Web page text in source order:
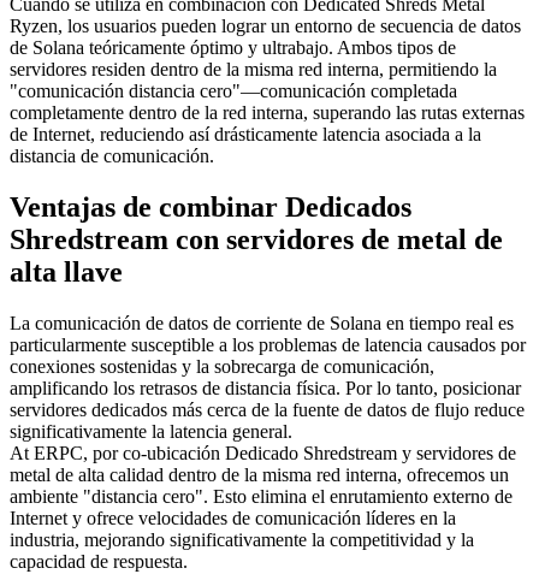
Cuando se utiliza en combinación con Dedicated Shreds Metal
Ryzen, los usuarios pueden lograr un entorno de secuencia de datos
de Solana teóricamente óptimo y ultrabajo. Ambos tipos de
servidores residen dentro de la misma red interna, permitiendo la
"comunicación distancia cero"—comunicación completada
completamente dentro de la red interna, superando las rutas externas
de Internet, reduciendo así drásticamente latencia asociada a la
distancia de comunicación.
Ventajas de combinar Dedicados
Shredstream con servidores de metal de
alta llave
La comunicación de datos de corriente de Solana en tiempo real es
particularmente susceptible a los problemas de latencia causados por
conexiones sostenidas y la sobrecarga de comunicación,
amplificando los retrasos de distancia física. Por lo tanto, posicionar
servidores dedicados más cerca de la fuente de datos de flujo reduce
significativamente la latencia general.
At ERPC, por co-ubicación Dedicado Shredstream y servidores de
metal de alta calidad dentro de la misma red interna, ofrecemos un
ambiente "distancia cero". Esto elimina el enrutamiento externo de
Internet y ofrece velocidades de comunicación líderes en la
industria, mejorando significativamente la competitividad y la
capacidad de respuesta.